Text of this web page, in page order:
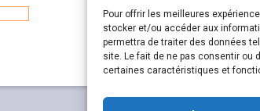
Pour offrir les meilleures
stocker et/ou accéder aux
permettra de traiter des données
site. Le fait de ne pas consentir ou
certaines caractéristiques et